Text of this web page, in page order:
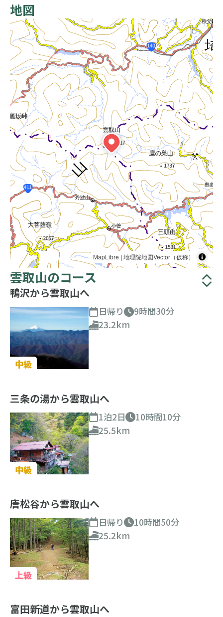
地図
MapLibre |地理院地図Vector（仮称）
雲取山のコース
鴨沢から雲取山へ
中級
日帰り
9時間30分
23.2km
三条の湯から雲取山へ
中級
1泊2日
10時間10分
25.5km
唐松谷から雲取山へ
上級
日帰り
10時間50分
25.2km
富田新道から雲取山へ